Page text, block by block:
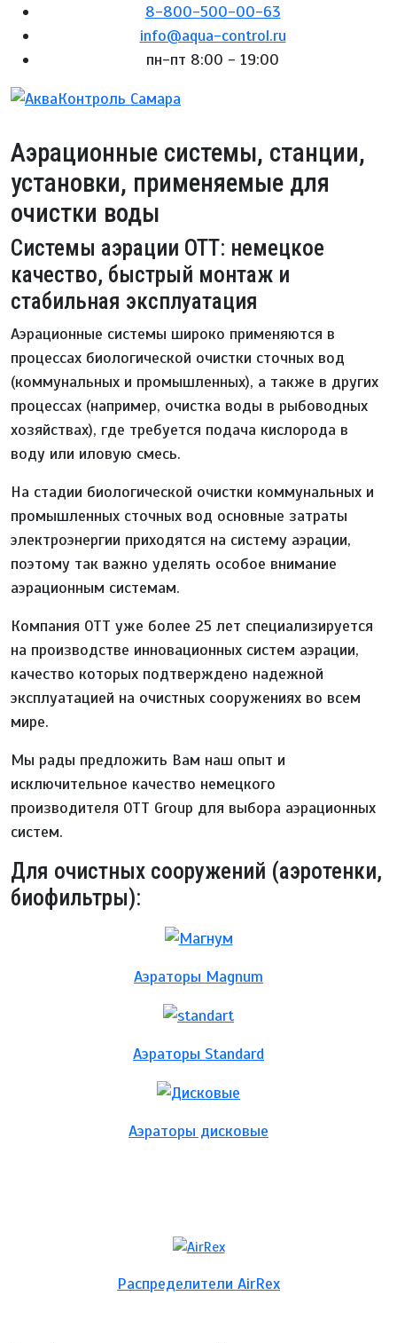
8-800-500-00-63
info@aqua-control.ru
пн-пт 8:00 - 19:00
Аэрационные системы, станции,
установки, применяемые для
очистки воды
Системы аэрации ОТТ: немецкое
качество, быстрый монтаж и
стабильная эксплуатация
Аэрационные системы широко применяются в
процессах биологической очистки сточных вод
(коммунальных и промышленных), а также в других
процессах (например, очистка воды в рыбоводных
хозяйствах), где требуется подача кислорода в
воду или иловую смесь.
На стадии биологической очистки коммунальных и
промышленных сточных вод основные затраты
электроэнергии приходятся на систему аэрации,
поэтому так важно уделять особое внимание
аэрационным системам.
Компания ОТТ уже более 25 лет специализируется
на производстве инновационных систем аэрации,
качество которых подтверждено надежной
эксплуатацией на очистных сооружениях во всем
мире.
Мы рады предложить Вам наш опыт и
исключительное качество немецкого
производителя ОТТ Group для выбора аэрационных
систем.
Для очистных сооружений (аэротенки,
биофильтры):
Аэраторы Magnum
Аэраторы Standard
Аэраторы дисковые
Распределители AirRex